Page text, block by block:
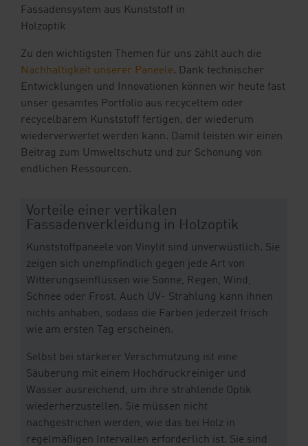
Fassadensystem aus Kunststoff in
Holzoptik
Zu den wichtigsten Themen für uns zählt auch die
Nachhaltigkeit unserer Paneele. Dank technischer
Entwicklungen und Innovationen können wir heute fast
unser gesamtes Portfolio aus recyceltem oder
recycelbarem Kunststoff fertigen, der wiederum
wiederverwertet werden kann. Damit leisten wir einen
Beitrag zum Umweltschutz und zur Schonung von
endlichen Ressourcen.
Vorteile einer vertikalen
Fassadenverkleidung in Holzoptik
Kunststoffpaneele von Vinylit sind unverwüstlich. Sie
zeigen sich unempfindlich gegen jede Art von
Witterungseinflüssen wie Sonne, Regen, Wind,
Schnee oder Frost. Auch UV- Strahlung kann ihnen
nichts anhaben, sodass die Farben jederzeit frisch
wie am ersten Tag erscheinen.
Selbst bei stärkerer Verschmutzung ist eine
Säuberung mit einem Hochdruckreiniger und
Wasser ausreichend, um ihre strahlende Optik
wiederherzustellen. Sie müssen nicht
nachgestrichen werden, wie das bei Holz in
regelmäßigen Intervallen erforderlich ist. Sie sind